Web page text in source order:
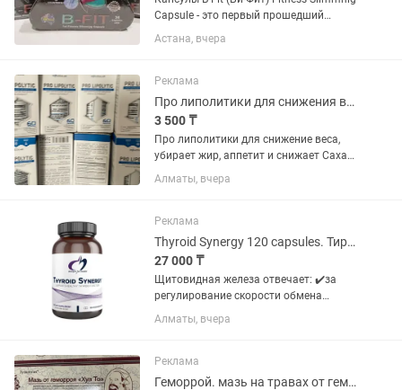
Capsule - это первый прошедший
клинические испытания термогенный
сжигатель жира, полученный из
Астана, вчера
Реклама
Про липолитики для снижения веса оптом и в розницу оригинал
3 500 ₸
Про липолитики для снижение веса,
убирает жир, аппетит и снижает Сахар
в крови , дает энергию. На травах .
Оптом и в розницу . Оптом от 15 пачек
написана 3500
Алматы, вчера
Реклама
Thyroid Synergy 120 capsules. Тироид Синерджи от Designs For Health
27 000 ₸
Щитовидная железа отвечает: ✔️за
регулирование скорости обмена
веществ ✔️выработки энергии в
организме, что влияет практически на
способствовать позитивному...
Алматы, вчера
Реклама
Геморрой. мазь на травах от геморроя оптом и в розницу